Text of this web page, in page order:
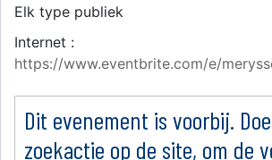
Elk type publiek
Internet :
https://www.eventbrite.com/e/
Dit evenement is voorbij.
zoekactie op de site, om de